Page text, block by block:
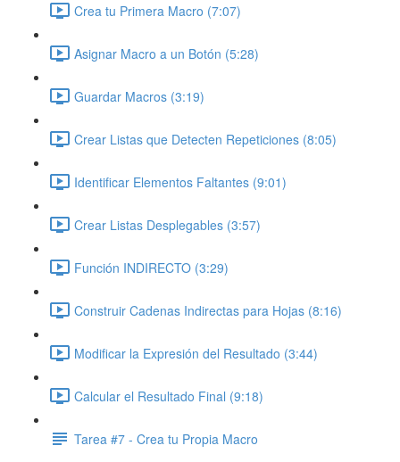
Crea tu Primera Macro (7:07)
Asignar Macro a un Botón (5:28)
Guardar Macros (3:19)
Crear Listas que Detecten Repeticiones (8:05)
Identificar Elementos Faltantes (9:01)
Crear Listas Desplegables (3:57)
Función INDIRECTO (3:29)
Construir Cadenas Indirectas para Hojas (8:16)
Modificar la Expresión del Resultado (3:44)
Calcular el Resultado Final (9:18)
Tarea #7 - Crea tu Propia Macro